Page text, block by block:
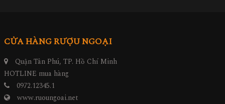
CỬA HÀNG RƯỢU NGOẠI
Quận Tân Phú, TP. Hồ Chí Minh
HOTLINE mua hàng
0972.12345.1
www.ruoungoai.net